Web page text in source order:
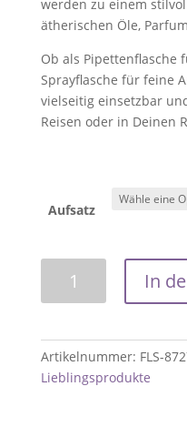
werden zu einem
ätherischen Öle,
Ob als Pipettenflasche
Sprayflasche für feine
vielseitig einsetzbar
Reisen oder in Deinen
Aufsatz
5er-
Set
In
Artikelnummer: FLS-
Lieblingsprodukte